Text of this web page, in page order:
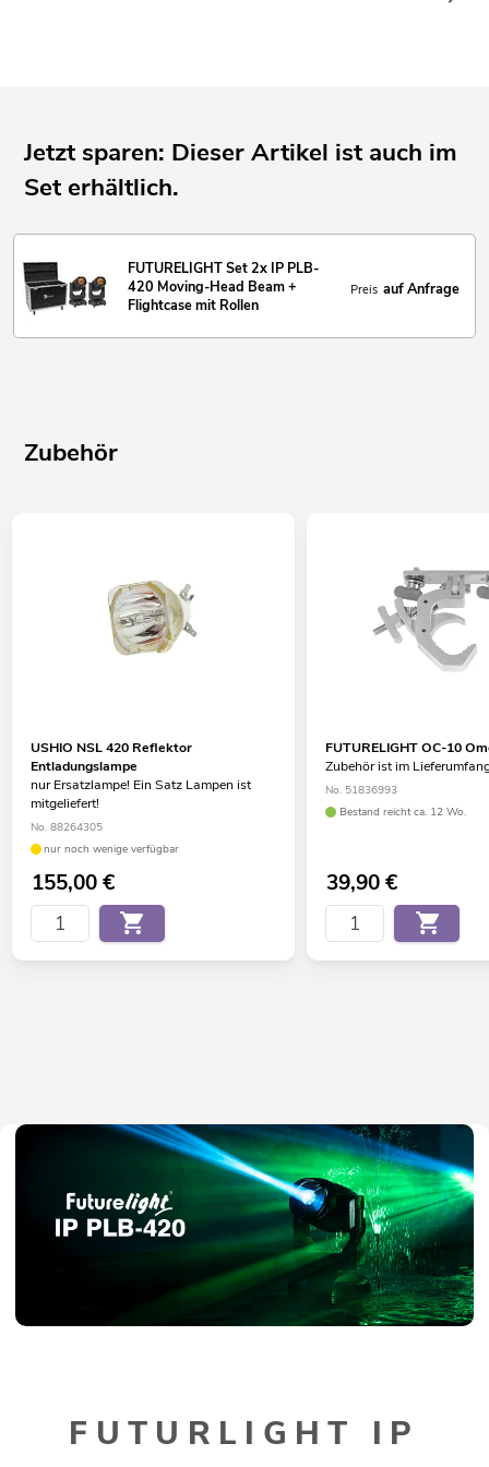
Jetzt sparen: Dieser Artikel ist auch im
Set erhältlich.
FUTURELIGHT Set 2x IP PLB-
420 Moving-Head Beam +
Flightcase mit Rollen
Preis auf Anfrage
Zubehör
USHIO NSL 420 Reflektor
Entladungslampe
nur Ersatzlampe! Ein Satz Lampen ist
mitgeliefert!
No. 88264305
nur noch wenige verfügbar
155,00€
FUTURELIGHT OC-10
Zubehör ist im
No. 51836993
Bestand reicht ca. 12 Wo.
39,90€
FUTURLIGHT IP